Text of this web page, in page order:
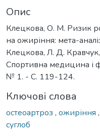
Опис
Клецкова, О. М. Ризик
на ожиріння: мета-
Клецкова, Л. Д.
Спортивна медицина і
№ 1. - С. 119-124.
Ключові слова
остеоартроз , ожиріння ,
суглоб